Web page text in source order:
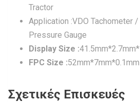
Tractor
Application :VDO Tachometer
Pressure Gauge
Display Size :
FPC Size :52mm*7mm*0.1mm
Σχετικές Επισκευές